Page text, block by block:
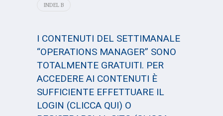
INDEL B
I CONTENUTI DEL SETTIMANALE
“OPERATIONS MANAGER” SONO
TOTALMENTE GRATUITI. PER
ACCEDERE AI CONTENUTI È
SUFFICIENTE EFFETTUARE IL
LOGIN (CLICCA QUI) O